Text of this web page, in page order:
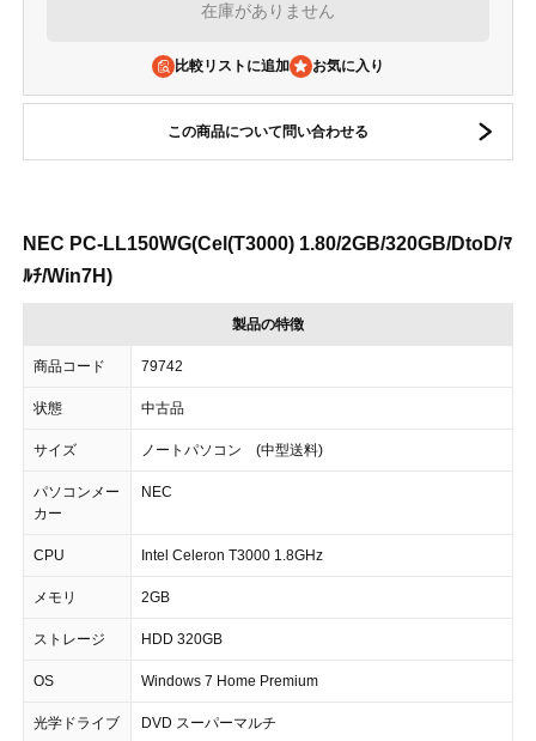
在庫がありません
比較リストに追加
この商品について問い合わせる
NEC PC-LL150WG(Cel(T3000) 1.80/2GB/320GB/DtoD/ﾏ
ﾙﾁ/Win7H)
製品の特徴
商品コード 79742
状態 中古品
サイズ ノートパソコン (中型送料)
パソコンメー
カー
NEC
CPU Intel Celeron T3000 1.8GHz
メモリ 2GB
ストレージ HDD 320GB
OS Windows 7 Home Premium
光学ドライブ DVD スーパーマルチ